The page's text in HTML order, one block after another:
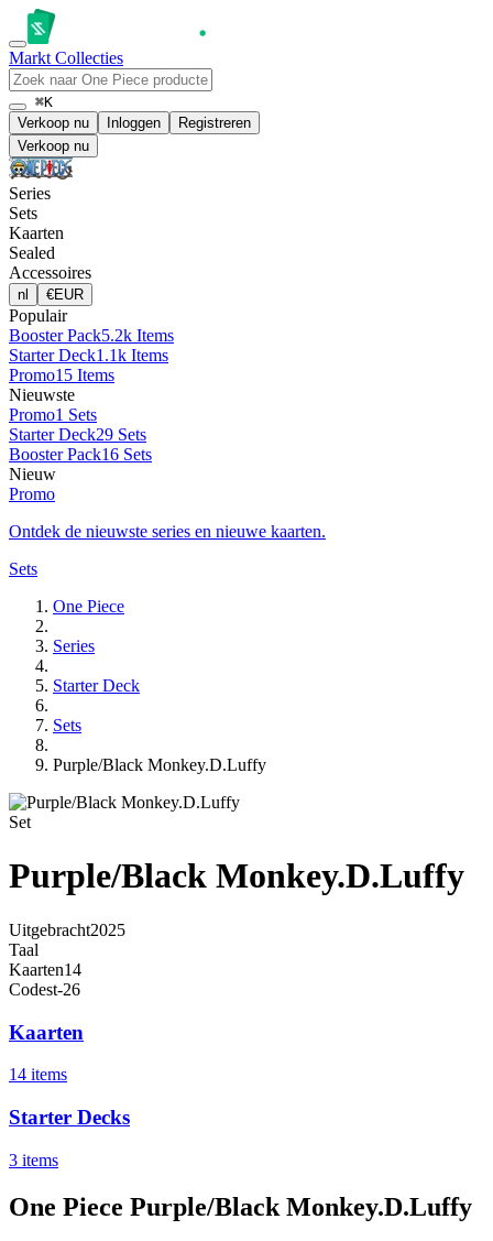
Markt Collecties
⌘K
Verkoop nu
Inloggen
Registreren
Verkoop nu
Series
Sets
Kaarten
Sealed
Accessoires
nl €EUR
Populair
Booster Pack5.2k Items
Starter Deck1.1k Items
Promo15 Items
Nieuwste
Promo1 Sets
Starter Deck29 Sets
Booster Pack16 Sets
Nieuw
Promo
Ontdek de nieuwste series en nieuwe kaarten.
Sets
One Piece
Series
Starter Deck
Sets
Purple/Black Monkey.D.Luffy
Set
Purple/Black Monkey.D.Luffy
Uitgebracht2025
Taal
Kaarten14
Codest-26
Kaarten
14 items
Starter Decks
3 items
One Piece Purple/Black Monkey.D.Luffy